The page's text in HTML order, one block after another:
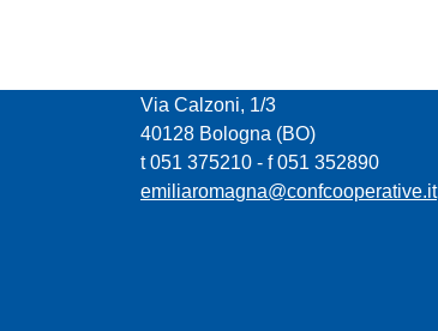
Via Calzoni, 1/3
40128 Bologna (BO)
t 051 375210 - f 051 352890
emiliaromagna@confcooperative.it